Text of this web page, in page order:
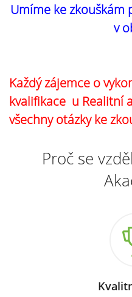
Umíme ke zkouškám
v
Každý zájemce o
kvalifikace u Realitní
všechny otázky ke
Proč se